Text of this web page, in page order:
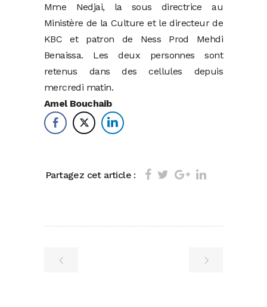
Mme Nedjai, la sous directrice au
Ministère de la Culture et le directeur de
KBC et patron de Ness Prod Mehdi
Benaissa. Les deux personnes sont
retenus dans des cellules depuis
mercredi matin.
Amel Bouchaib
Partagez cet article :